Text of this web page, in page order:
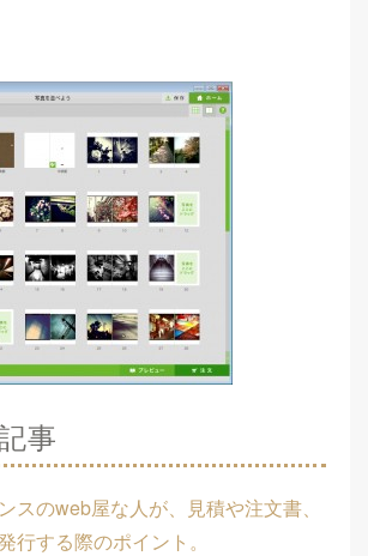
事
スのweb屋な人が、見積や注文書、
行する際のポイント。